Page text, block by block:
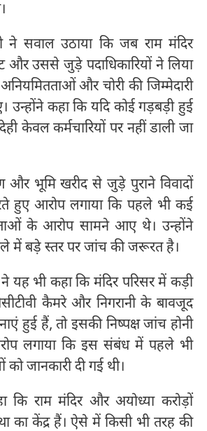
ने सवाल उठाया कि जब राम मंदिर
और उससे जुड़े पदाधिकारियों ने लिया
और चोरी की जिम्मेदारी
उन्होंने कहा कि यदि कोई गड़बड़ी हुई
केवल कर्मचारियों पर नहीं डाली जा
और भूमि खरीद से जुड़े पुराने विवादों
हुए आरोप लगाया कि पहले भी कई
के आरोप सामने आए थे। उन्होंने
में बड़े स्तर पर जांच की जरूरत है।
ने यह भी कहा कि मंदिर परिसर में कड़ी
कैमरे और निगरानी के बावजूद
हुई हैं, तो इसकी निष्पक्ष जांच होनी
लगाया कि इस संबंध में पहले भी
को जानकारी दी गई थी।
कि राम मंदिर और अयोध्या करोड़ों
का केंद्र हैं। ऐसे में किसी भी तरह की